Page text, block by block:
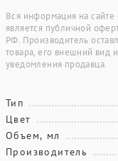
Вся информация на сайте
является публичной
РФ. Производитель
товара, его внешний вид
уведомления продавца.
Тип
Цвет
Объем, мл
Производитель